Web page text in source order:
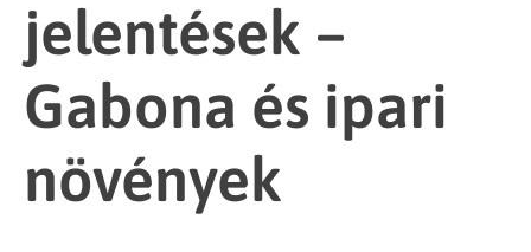
jelentések –
Gabona és ipari
növények